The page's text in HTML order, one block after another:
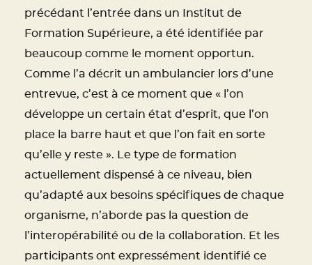
précédant l’entrée dans un Institut de
Formation Supérieure, a été identifiée par
beaucoup comme le moment opportun.
Comme l’a décrit un ambulancier lors d’une
entrevue, c’est à ce moment que « l’on
développe un certain état d’esprit, que l’on
place la barre haut et que l’on fait en sorte
qu’elle y reste ». Le type de formation
actuellement dispensé à ce niveau, bien
qu’adapté aux besoins spécifiques de chaque
organisme, n’aborde pas la question de
l’interopérabilité ou de la collaboration. Et les
participants ont expressément identifié ce